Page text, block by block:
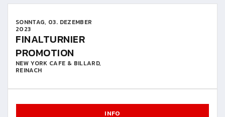
SONNTAG, 03. DEZEMBER
2023
FINALTURNIER
PROMOTION
NEW YORK CAFE & BILLARD,
REINACH
INFO